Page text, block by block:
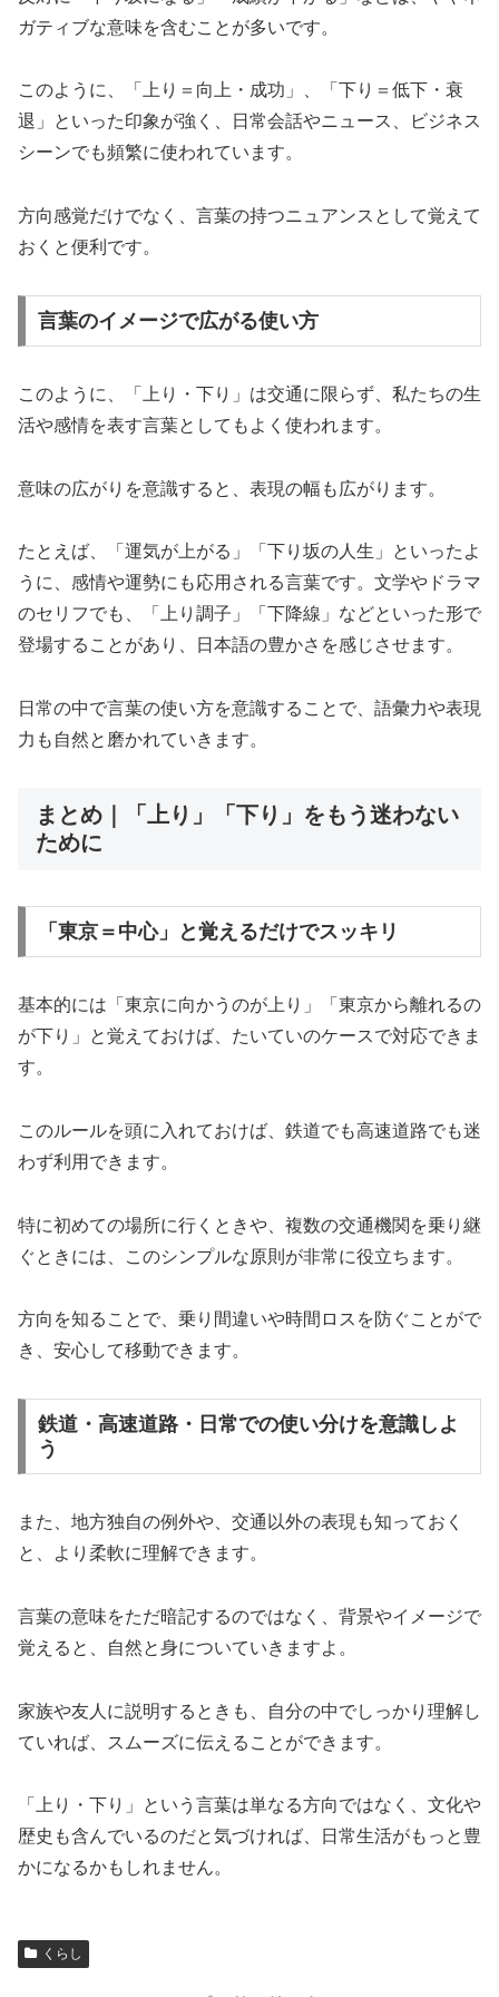
ガティブな意味を含むことが多いです。
このように、「上り＝向上・成功」、「下り＝低下・衰
退」といった印象が強く、日常会話やニュース、ビジネス
シーンでも頻繁に使われています。
方向感覚だけでなく、言葉の持つニュアンスとして覚えて
おくと便利です。
言葉のイメージで広がる使い方
このように、「上り・下り」は交通に限らず、私たちの生
活や感情を表す言葉としてもよく使われます。
意味の広がりを意識すると、表現の幅も広がります。
たとえば、「運気が上がる」「下り坂の人生」といったよ
うに、感情や運勢にも応用される言葉です。文学やドラマ
のセリフでも、「上り調子」「下降線」などといった形で
登場することがあり、日本語の豊かさを感じさせます。
日常の中で言葉の使い方を意識することで、語彙力や表現
力も自然と磨かれていきます。
まとめ｜「上り」「下り」をもう迷わない
ために
「東京＝中心」と覚えるだけでスッキリ
基本的には「東京に向かうのが上り」「東京から離れるの
が下り」と覚えておけば、たいていのケースで対応できま
す。
このルールを頭に入れておけば、鉄道でも高速道路でも迷
わず利用できます。
特に初めての場所に行くときや、複数の交通機関を乗り継
ぐときには、このシンプルな原則が非常に役立ちます。
方向を知ることで、乗り間違いや時間ロスを防ぐことがで
き、安心して移動できます。
鉄道・高速道路・日常での使い分けを意識しよ
う
また、地方独自の例外や、交通以外の表現も知っておく
と、より柔軟に理解できます。
言葉の意味をただ暗記するのではなく、背景やイメージで
覚えると、自然と身についていきますよ。
家族や友人に説明するときも、自分の中でしっかり理解し
ていれば、スムーズに伝えることができます。
「上り・下り」という言葉は単なる方向ではなく、文化や
歴史も含んでいるのだと気づければ、日常生活がもっと豊
かになるかもしれません。
くらし